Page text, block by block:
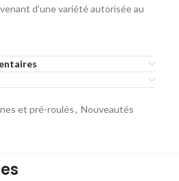
d’une variété autorisée au
et pré-roulés, Nouveautés